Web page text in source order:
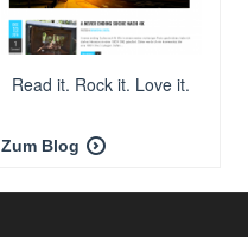
Read it. Rock it. Love it.
Zum Blog